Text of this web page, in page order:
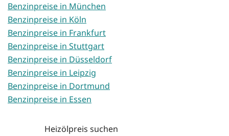
Benzinpreise in München
Benzinpreise in Köln
Benzinpreise in Frankfurt
Benzinpreise in Stuttgart
Benzinpreise in Düsseldorf
Benzinpreise in Leipzig
Benzinpreise in Dortmund
Benzinpreise in Essen
Heizölpreis suchen